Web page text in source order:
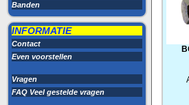
Banden
INFORMATIE
Contact
Even voorstellen
Vragen
FAQ Veel gestelde vragen